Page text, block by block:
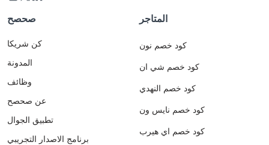
صحصح
كن شريكا
المدونة
وظائف
عن صحصح
تطبيق الجوال
برنامج الاصدار التجريبي
المتاجر
كود خصم نون
كود خصم شي ان
كود خصم النهدي
كود خصم نايس ون
كود خصم اي هيرب